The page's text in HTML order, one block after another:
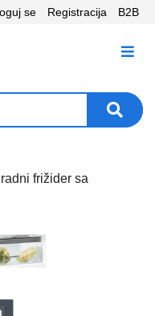
se Registracija B2B
frižider sa